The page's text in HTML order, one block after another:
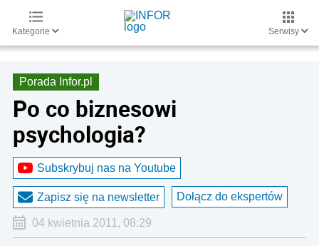
Kategorie Serwisy
Porada Infor.pl
Po co biznesowi
psychologia?
Subskrybuj nas na Youtube
Zapisz się na newsletter Dołącz do ekspertów
04 kwietnia 2011, 08:29